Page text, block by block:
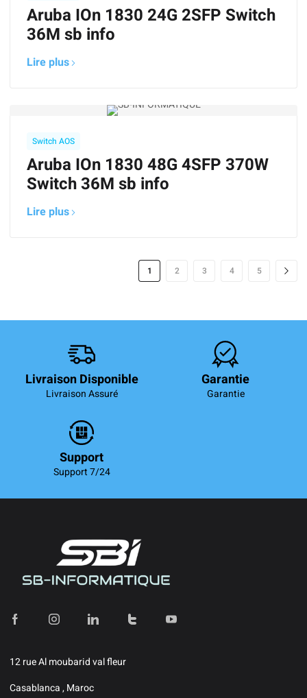
Aruba IOn 1830 24G 2SFP Switch
36M sb info
Lire plus
Switch AOS
Aruba IOn 1830 48G 4SFP 370W
Switch 36M sb info
Lire plus
1 2 3 4 5
Livraison Disponible
Livraison Assuré
Garantie
Garantie
Support
Support 7/24
12 rue Al moubarid val fleur
Casablanca , Maroc